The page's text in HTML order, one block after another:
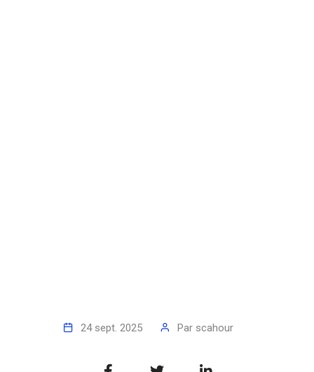
24 sept. 2025 Par scahour